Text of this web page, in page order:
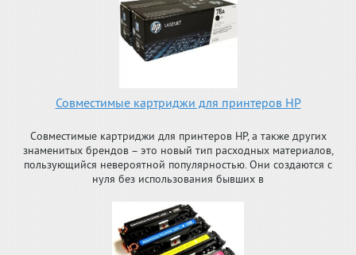
Совместимые картриджи для принтеров HP
Совместимые картриджи для принтеров HP, а также других
знаменитых брендов – это новый тип расходных материалов,
пользующийся невероятной популярностью. Они создаются с
нуля без использования бывших в